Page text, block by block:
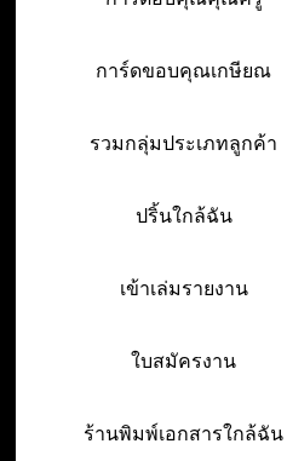
การ์ดขอบคุณเกษียณ
รวมกลุ่มประเภทลูกค้า
ปริ้นใกล้ฉัน
เข้าเล่มรายงาน
ใบสมัครงาน
ร้านพิมพ์เอกสารใกล้ฉัน